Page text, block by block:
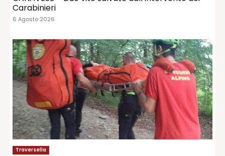
Carabinieri
6 Agosto 2026
Traversella